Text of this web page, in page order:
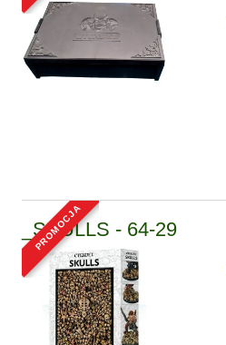
_SKULLS - 64-29
promocja